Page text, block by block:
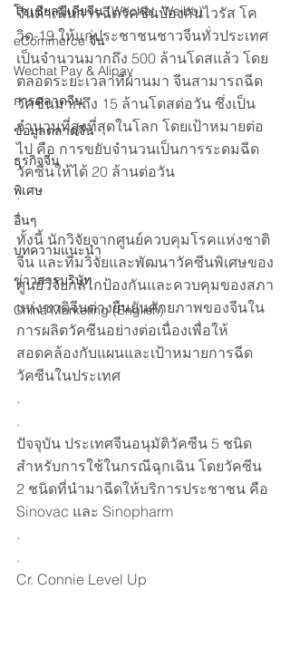
โซเชียลมีเดียจีน (Wechat, Weibo)
eCommerce จีน
Wechat Pay & Alipay
การตลาดจีน
ข้อมูลตลาดจีน
ธุรกิจจีน
พิเศษ
อื่นๆ
บทความแนะนำ
ข่าวสารบริษัท
China Marketing (English)
จีนดำเนินการฉีดวัคซีนป้องกันไวรัส โค
วิด-19 ให้แก่ประชาชนชาวจีนทั่วประเทศ
เป็นจำนวนมากถึง 500 ล้านโดสแล้ว โดย
ตลอดระยะเวลาที่ผ่านมา จีนสามารถฉีด
วัคซีนมากถึง 15 ล้านโดสต่อวัน ซึ่งเป็น
จำนวนที่สูงที่สุดในโลก โดยเป้าหมายต่อ
ไป คือ การขยับจำนวนเป็นการระดมฉีด
วัคซีนให้ได้ 20 ล้านต่อวัน
.
.
ทั้งนี้ นักวิจัยจากศูนย์ควบคุมโรคแห่งชาติ
จีน และทีมวิจัยและพัฒนาวัคซีนพิเศษของ
ศูนย์วิจัยกลไกป้องกันและควบคุมของสภา
แห่งชาติจีนต่างยืนยันศักยภาพของจีนใน
การผลิตวัคซีนอย่างต่อเนื่องเพื่อให้
สอดคล้องกับแผนและเป้าหมายการฉีด
วัคซีนในประเทศ
.
.
ปัจจุบัน ประเทศจีนอนุมัติวัคซีน 5 ชนิด
สำหรับการใช้ในกรณีฉุกเฉิน โดยวัคซีน
2 ชนิดที่นำมาฉีดให้บริการประชาชน คือ
Sinovac และ Sinopharm
.
.
Cr. Connie Level Up